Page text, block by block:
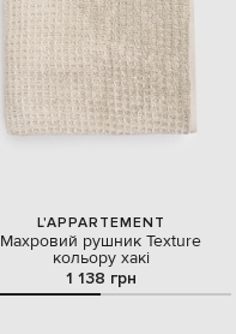
L'APPARTEMENT
Махровий рушник Texture
кольору хакі
1 138 грн